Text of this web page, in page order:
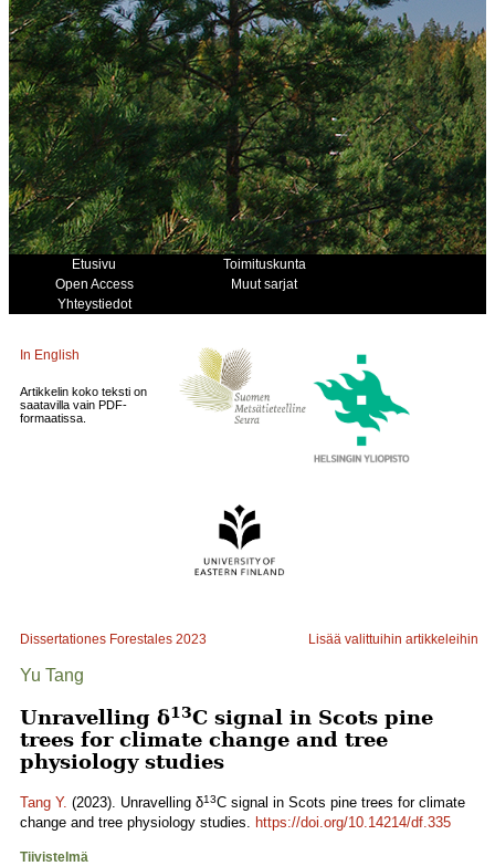
Etusivu
Toimituskunta
Open Access
Muut sarjat
Yhteystiedot
In English
Artikkelin koko teksti on
saatavilla vain PDF-
formaatissa.
Dissertationes Forestales 2023 Lisää valittuihin artikkeleihin
Yu Tang
Unravelling δ13C signal in Scots pine
trees for climate change and tree
physiology studies
Tang Y. (2023). Unravelling δ13C signal in Scots pine trees for climate
change and tree physiology studies. https://doi.org/10.14214/df.335
Tiivistelmä